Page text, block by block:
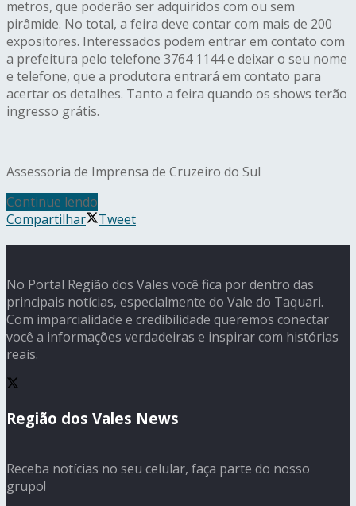
metros, que poderão ser adquiridos com ou sem
pirâmide. No total, a feira deve contar com mais de 200
expositores. Interessados podem entrar em contato com
a prefeitura pelo telefone 3764 1144 e deixar o seu nome
e telefone, que a produtora entrará em contato para
acertar os detalhes. Tanto a feira quando os shows terão
ingresso grátis.
Assessoria de Imprensa de Cruzeiro do Sul
Continue lendo
Compartilhar
Tweet
No Portal Região dos Vales você fica por dentro das
principais notícias, especialmente do Vale do Taquari.
Com imparcialidade e credibilidade queremos conectar
você a informações verdadeiras e inspirar com histórias
reais.
Região dos Vales News
Receba notícias no seu celular, faça parte do nosso
grupo!